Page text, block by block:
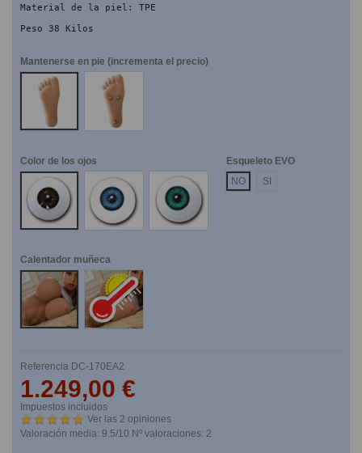
Material de la piel: TPE
Peso 38 Kilos
Mantenerse en pie (incrementa el precio)
NO
SI
Color de los ojos
Marrones
Azules Verdes
Esqueleto EVO
NO
SI
Calentador muñeca
No
Si
Referencia DC-170EA2
1.249,00 €
Impuestos incluidos
Ver las 2 opiniones
Valoración media: 9.5/10 Nº valoraciones: 2